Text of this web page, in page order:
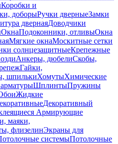
Коробки и
доборыРучки дверныеЗамки
двернаяДоводчики
ОкнаПодоконники, отливыОкна
Мягкие окнаМоскитные сетки
солнцезащитныеКрепежные
Анкеры, дюбелиСкобы,
Гайки,
шпилькиХомутыХимические
ШплинтыПружины
Жидкие
Декоративный
Армирующие
маяки,
флизелинЭкраны для
системыПотолочные